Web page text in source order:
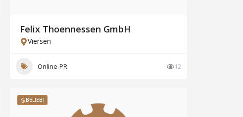
Felix Thoennessen GmbH
Viersen
Online-PR 12
BELIEBT